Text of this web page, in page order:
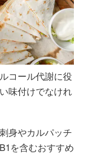
コール代謝に役
味付けでなけれ
身やカルパッチ
を含むおすすめ